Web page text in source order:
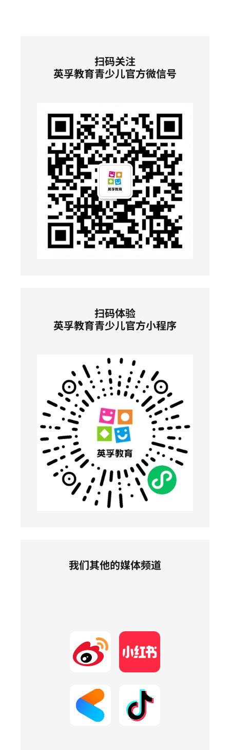
扫码关注
英孚教育青少儿官方微信号
扫码体验
英孚教育青少儿官方小程序
我们其他的媒体频道